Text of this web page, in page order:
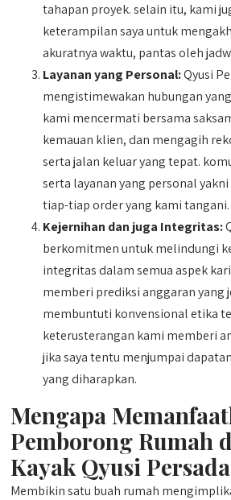
tahapan proyek. selain itu, kami
keterampilan saya untuk
akuratnya waktu, pantas oleh
Layanan yang Personal:Qyusi
mengistimewakan hubungan
kami mencermati bersama
kemauan klien, dan mengagih
serta jalan keluar yang tepat.
serta layanan yang personal
tiap-tiap order yang kami tangani.
Kejernihan dan juga Integritas:
berkomitmen untuk melindungi
integritas dalam semua aspek
memberi prediksi anggaran yang
membuntuti konvensional etika
keterusterangan kami memberi
jika saya tentu menjumpai
yang diharapkan.
Mengapa
Pemborong Rumah
Kayak Qyusi
Membikin satu buah rumah